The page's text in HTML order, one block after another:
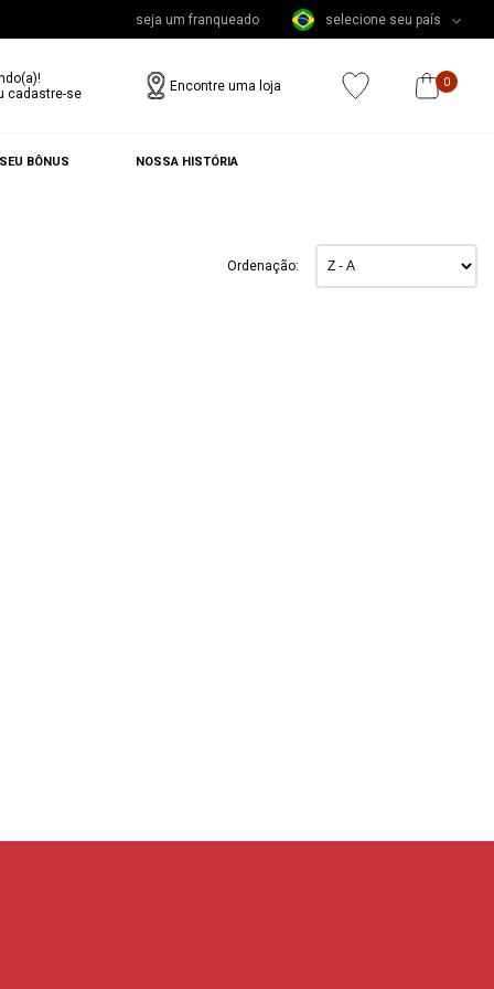
seja um franqueado selecione seu país
cadastre-se
Encontre uma loja 0
BÔNUS NOSSA HISTÓRIA
Ordenação: